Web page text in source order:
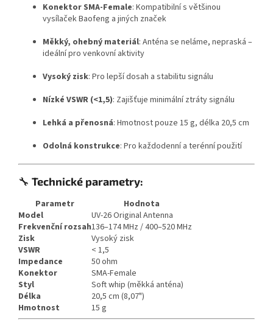
Konektor SMA-Female: Kompatibilní s většinou
vysílaček Baofeng a jiných značek
Měkký, ohebný materiál: Anténa se neláme, nepraská –
ideální pro venkovní aktivity
Vysoký zisk: Pro lepší dosah a stabilitu signálu
Nízké VSWR (<1,5): Zajišťuje minimální ztráty signálu
Lehká a přenosná: Hmotnost pouze 15 g, délka 20,5 cm
Odolná konstrukce: Pro každodenní a terénní použití
🔧 Technické parametry:
Parametr
Hodnota
Model
UV-26 Original Antenna
Frekvenční rozsah136–174 MHz / 400–520 MHz
Zisk
Vysoký zisk
VSWR
< 1,5
Impedance
50 ohm
Konektor
SMA-Female
Styl
Soft whip (měkká anténa)
Délka
20,5 cm (8,07")
Hmotnost
15 g